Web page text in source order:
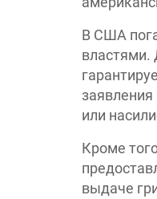
В США
властями.
заявления
или
Кроме
выдаче